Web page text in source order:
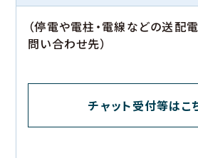
（停電や電柱・電線などの送配
問い合わせ先）
チャット受付等はこ